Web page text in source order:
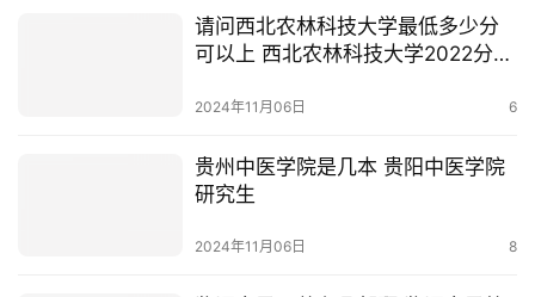
请问西北农林科技大学最低多少分
可以上 西北农林科技大学2022分数
2024年11月06日 6
贵州中医学院是几本 贵阳中医学院
研究生
2024年11月06日 8